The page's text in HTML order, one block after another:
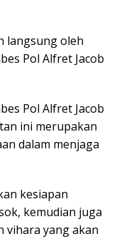
langsung oleh
Pol Alfret Jacob
Pol Alfret Jacob
ini merupakan
dalam menjaga
kesiapan
kemudian juga
vihara yang akan